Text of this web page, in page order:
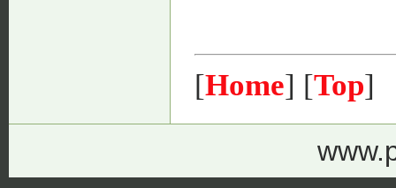
[Home] [Top]